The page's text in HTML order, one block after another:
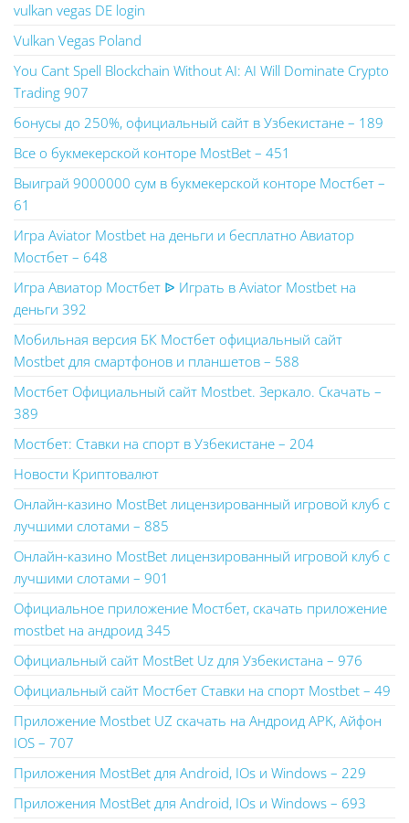
vulkan vegas DE login
Vulkan Vegas Poland
You Cant Spell Blockchain Without AI: AI Will Dominate Crypto
Trading 907
бонусы до 250%, официальный сайт в Узбекистане – 189
Все о букмекерской конторе MostBet – 451
Выиграй 9000000 сум в букмекерской конторе Мостбет –
61
Игра Aviator Mostbet на деньги и бесплатно Авиатор
Мостбет – 648
Игра Авиатор Мостбет ᐉ Играть в Aviator Mostbet на
деньги 392
Мобильная версия БК Мостбет официальный сайт
Mostbet для смартфонов и планшетов – 588
Мостбет Официальный сайт Mostbet. Зеркало. Скачать –
389
Мостбет: Ставки на спорт в Узбекистане – 204
Новости Криптовалют
Онлайн-казино MostBet лицензированный игровой клуб с
лучшими слотами – 885
Онлайн-казино MostBet лицензированный игровой клуб с
лучшими слотами – 901
Официальное приложение Мостбет, скачать приложение
mostbet на андроид 345
Официальный сайт MostBet Uz для Узбекистана – 976
Официальный сайт Мостбет Ставки на спорт Mostbet – 49
Приложение Mostbet UZ скачать на Андроид APK, Айфон
IOS – 707
Приложения MostBet для Android, IOs и Windows – 229
Приложения MostBet для Android, IOs и Windows – 693